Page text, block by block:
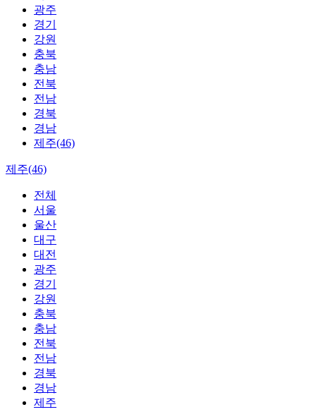
광주
경기
강원
충북
충남
전북
전남
경북
경남
제주(46)
제주(46)
전체
서울
울산
대구
대전
광주
경기
강원
충북
충남
전북
전남
경북
경남
제주